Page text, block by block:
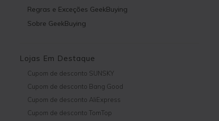
Regras e Exceções GeekBuying
Sobre GeekBuying
Lojas Em Destaque
Cupom de desconto SUNSKY
Cupom de desconto Bang Good
Cupom de desconto AliExpress
Cupom de desconto TomTop